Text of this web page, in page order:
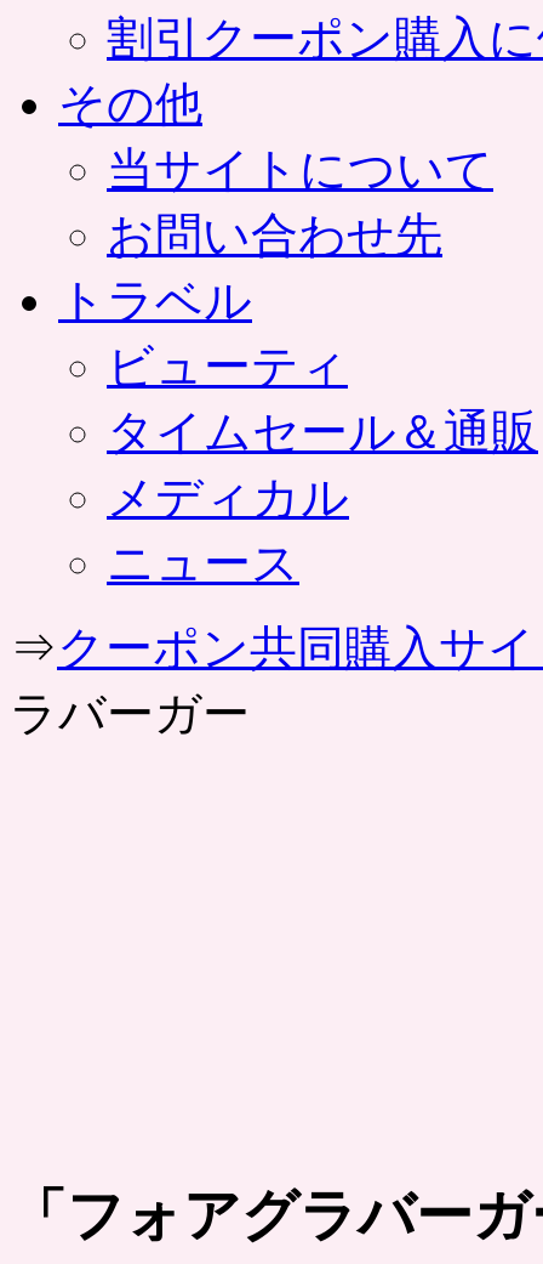
割引クーポン購入
その他
当サイトについて
お問い合わせ先
トラベル
ビューティ
タイムセール＆通販
メディカル
ニュース
⇒クーポン共同購入サ
ラバーガー
「 フォアグラバー